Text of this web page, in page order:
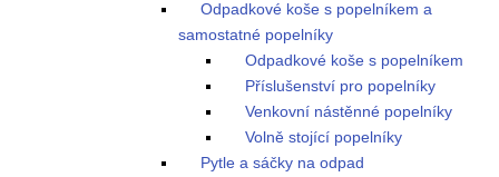
Odpadkové koše s popelníkem a
samostatné popelníky
Odpadkové koše s popelníkem
Příslušenství pro popelníky
Venkovní nástěnné popelníky
Volně stojící popelníky
Pytle a sáčky na odpad